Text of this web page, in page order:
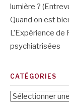
lumière ?
Quand on est
L’Expérience de
psychiatrisées
CATÉGORIES
Catégories